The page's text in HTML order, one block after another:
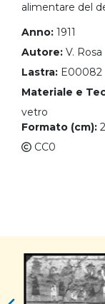
alimentare del
Anno: 1911
Autore: V. Rosa
Lastra: E00082
Materiale e
vetro
Formato (cm):
CC0